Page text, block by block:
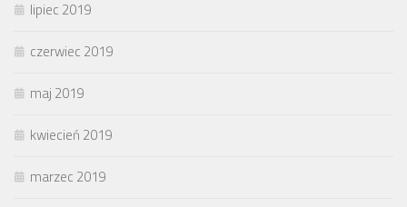
lipiec 2019
czerwiec 2019
maj 2019
kwiecień 2019
marzec 2019